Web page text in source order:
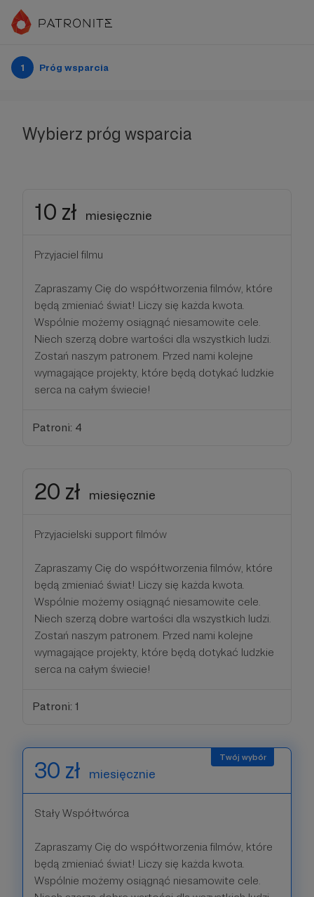
1 Próg wsparcia
Wybierz próg wsparcia
10 zł miesięcznie
Przyjaciel filmu
Zapraszamy Cię do współtworzenia filmów, które
będą zmieniać świat! Liczy się każda kwota.
Wspólnie możemy osiągnąć niesamowite cele.
Niech szerzą dobre wartości dla wszystkich ludzi.
Zostań naszym patronem. Przed nami kolejne
wymagające projekty, które będą dotykać ludzkie
serca na całym świecie!
Patroni: 4
20 zł miesięcznie
Przyjacielski support filmów
Zapraszamy Cię do współtworzenia filmów, które
będą zmieniać świat! Liczy się każda kwota.
Wspólnie możemy osiągnąć niesamowite cele.
Niech szerzą dobre wartości dla wszystkich ludzi.
Zostań naszym patronem. Przed nami kolejne
wymagające projekty, które będą dotykać ludzkie
serca na całym świecie!
Patroni: 1
30 zł miesięcznie
Stały Współtwórca
Zapraszamy Cię do współtworzenia filmów, które
będą zmieniać świat! Liczy się każda kwota.
Wspólnie możemy osiągnąć niesamowite cele.